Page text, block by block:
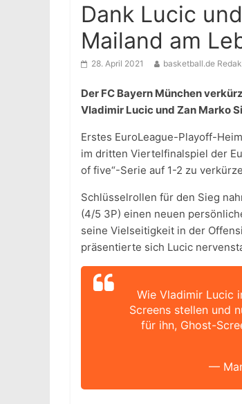
Dank Lucic
Mailand am
28. April 2021 basketball.de
Der FC Bayern München
Vladimir Lucic und Zan Marko
Erstes EuroLeague-Playoff-
im dritten Viertelfinalspiel der
of five“-Serie auf 1-2 zu
Schlüsselrollen für den Sieg
(4/5 3P) einen neuen
seine Vielseitigkeit in der
präsentierte sich Lucic
Wie Vladimir Lucic
Screens stellen und
für ihn, Ghost-
—